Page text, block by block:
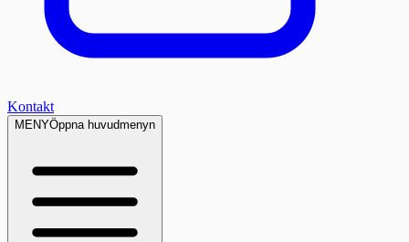
Kontakt
MENYÖppna huvudmenyn